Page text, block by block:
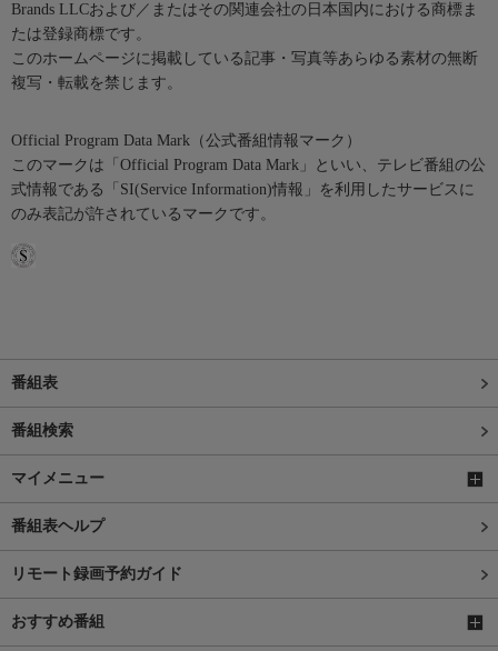
Brands LLCおよび／またはその関連会社の日本国内における商標ま
たは登録商標です。
このホームページに掲載している記事・写真等あらゆる素材の無断
複写・転載を禁じます。
Official Program Data Mark（公式番組情報マーク）
このマークは「Official Program Data Mark」といい、テレビ番組の公
式情報である「SI(Service Information)情報」を利用したサービスに
のみ表記が許されているマークです。
番組表
番組検索
マイメニュー
番組表ヘルプ
リモート録画予約ガイド
おすすめ番組